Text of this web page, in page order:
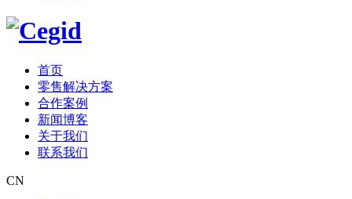
首页
零售解决方案
合作案例
新闻博客
关于我们
联系我们
CN